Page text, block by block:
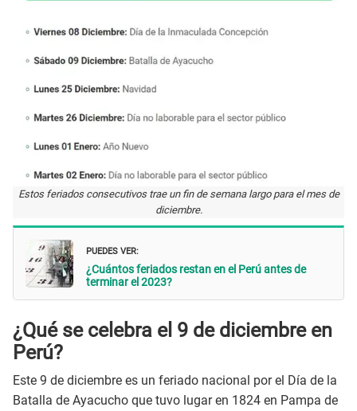
Estos feriados consecutivos trae un fin de semana largo para el mes de
diciembre.
PUEDES VER:
¿Cuántos feriados restan en el Perú antes de
terminar el 2023?
¿Qué se celebra el 9 de diciembre en
Perú?
Este 9 de diciembre es un feriado nacional por el Día de la
Batalla de Ayacucho que tuvo lugar en 1824 en Pampa de